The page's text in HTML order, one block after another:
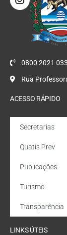
0800 2021 033
Rua
ACESSO RÁPIDO
Secretarias
Quatis Prev
Publicações
Turismo
Transparência
LINKS ÚTEIS